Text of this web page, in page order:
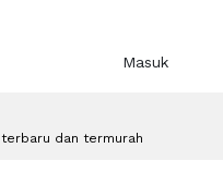
Masuk
terbaru dan termurah